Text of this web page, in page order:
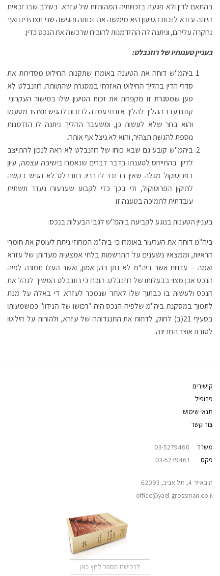
בהתאם לדין ולא פגעה בזכויותיה המהותיות של עזרא. בשלב שבו זכאית
הייתה עזרא לזכות הטיעון היא מימשה את זכותה והגישה שני תצהירים ואף
נחקרה עליהם, וניתנה לה ההזדמנות להוכיח שרכשה את הנכס כדין.
בעניין טענותיו של רוזנבלט:
ביהמ"ש דוחה את הטענה באומרו שתקנות החילוט מסדירות את
סדרי הדין בהליך החילוט האזרחי במסגרת שהתוותה. רוזנבלט לא
טען שמסגרת זו מקפחת את זכות הטיעון שלו במישור העקרוני.
קודם עבר ההליך להליך אזרחי עמדה לו זכות להגיש תצהיר מטעמו
והוא בחר שלא לעשות כן, ומשעבר ההליך ניתנה לו הזדמנות
נוספת להגשת תצהיר, והוא לא ניצל אף אותה.
ביהמ"ש קובע גם שבא כוחו של רוזנבלט לא ראה לנכון להתייצב
לדיון. בהתייחס לטענתו בדבר דברים שנאמרו בישיבה עצמה, עיון
בפרוטוקול מגלה שאין בו זכר לדבריו. רוזנבלט לא הגיש בקשה
לתיקון הפרוטוקול, ודי בכך כדי לקבוע שערעורו נעדר תשתית
עובדתית לתמיכה בטענה זו.
בעניין הטענות בנוגע לקביעת ביהמ"ש לגבי הבעלות בנכס:
ביה"מ דוחה את הערעור באומרו כי ביה"מ המחוזי ניתח לעומק את חומרי
הראיות, וממצאיו נשענים על התרשמות בלתי אמצעית מעדותן של עזרא
ואמה – עדויות אשר ביה"מ לא נתן בהן אמון, ואשר העלו תמונה לפיה
הנכס אכן מצוי בבעלותו של רוזנבלט. הוכח כי רוזנבלט המשיך לנהל את
הנכס ולעשות בו כבתוך שלו לאחר שנמכר לעזרא. די באלה על מנת
לתמוך במסקנת ביה"מ שלפיה הנכס היה "רכושו של הנידון" כמשמעותו
בסעיף 21(ב) לחוק, לדחות את התנגדותה של עזרא, ולהורות על חילוטו
לטובת אוצר המדינה.
קישורים
פרופיל
תנאי שימוש
צור קשר
משרד
03-5279460
פקס
ה באייר 4, תל אביב, 62093
office@yael-grossman.co.il
לרכישת הספר לחץ כאן